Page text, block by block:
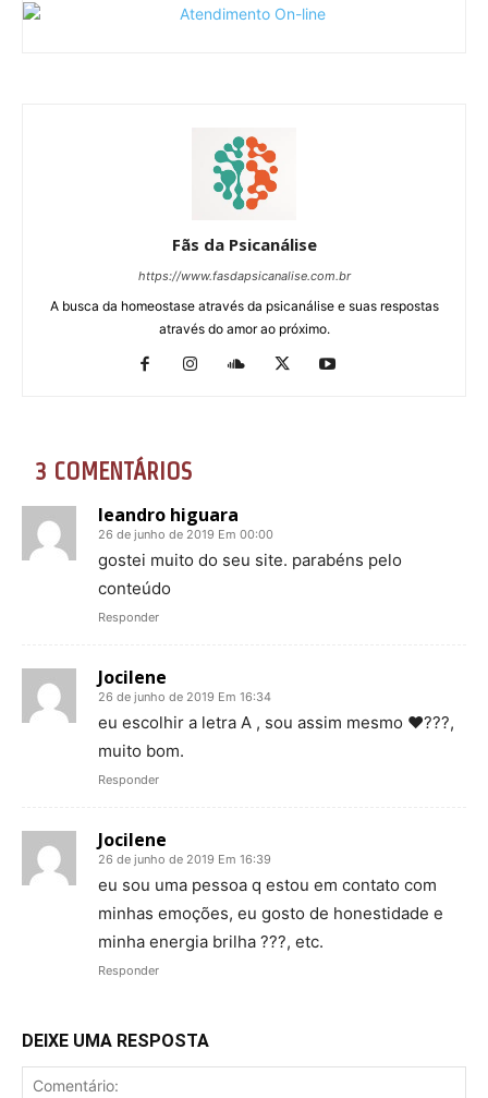
Fãs da Psicanálise
https://www.fasdapsicanalise.com.br
A busca da homeostase através da psicanálise e suas respostas
através do amor ao próximo.
3 COMENTÁRIOS
leandro higuara
26 de junho de 2019 Em 00:00
gostei muito do seu site. parabéns pelo
conteúdo
Responder
Jocilene
26 de junho de 2019 Em 16:34
eu escolhir a letra A , sou assim mesmo ❤???,
muito bom.
Responder
Jocilene
26 de junho de 2019 Em 16:39
eu sou uma pessoa q estou em contato com
minhas emoções, eu gosto de honestidade e
minha energia brilha ???, etc.
Responder
DEIXE UMA RESPOSTA